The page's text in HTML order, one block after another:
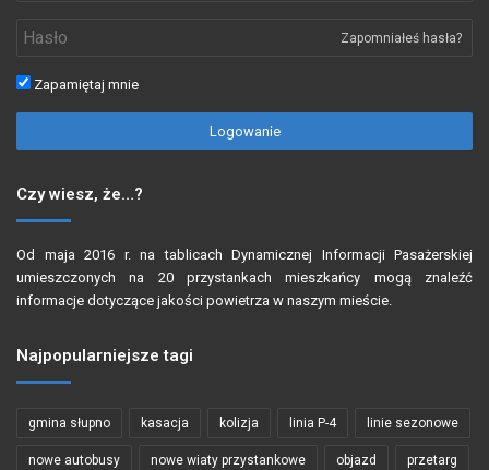
Zapomniałeś hasła?
Zapamiętaj mnie
Logowanie
Czy wiesz, że…?
Od maja 2016 r. na tablicach Dynamicznej Informacji Pasażerskiej
umieszczonych na 20 przystankach mieszkańcy mogą znaleźć
informacje dotyczące jakości powietrza w naszym mieście.
Najpopularniejsze tagi
gmina słupno kasacja kolizja linia P-4 linie sezonowe
nowe autobusy nowe wiaty przystankowe objazd przetarg